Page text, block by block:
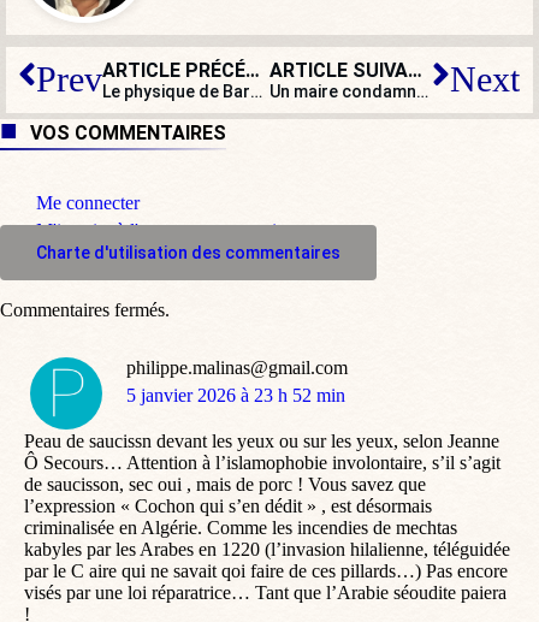
Prev ARTICLE PRÉCÉDENT
Le physique de Bardella lui rappelle « l’époque hitlérienne »
ARTICLE SUIVANT
Un maire condamné pour violence : il voulait stopper un rodéo urbain Next
VOS COMMENTAIRES
Me connecter
M'inscrire à l'espace commentaire
Charte d'utilisation des commentaires
philippe.malinas@gmail.com
dit
5 janvier 2026 à 23 h 52 min
Peau de saucissn devant les yeux ou sur les yeux, selon Jeanne
Ô Secours… Attention à l’islamophobie involontaire, s’il s’agit
de saucisson, sec oui , mais de porc ! Vous savez que
l’expression « Cochon qui s’en dédit » , est désormais
criminalisée en Algérie. Comme les incendies de mechtas
kabyles par les Arabes en 1220 (l’invasion hilalienne, téléguidée
par le C aire qui ne savait qoi faire de ces pillards…) Pas encore
visés par une loi réparatrice… Tant que l’Arabie séoudite paiera
!
Commentaires fermés.